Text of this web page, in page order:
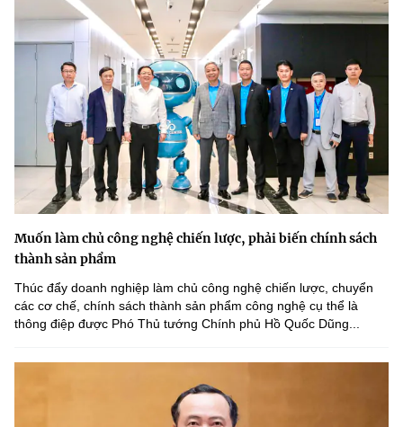
Muốn làm chủ công nghệ chiến lược, phải biến chính sách
thành sản phẩm
Thúc đẩy doanh nghiệp làm chủ công nghệ chiến lược, chuyển
các cơ chế, chính sách thành sản phẩm công nghệ cụ thể là
thông điệp được Phó Thủ tướng Chính phủ Hồ Quốc Dũng...